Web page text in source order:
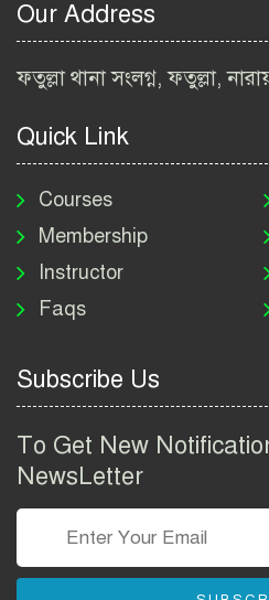
২০২৬
Job
তথ্য
Our Address
ফতুল্লা থানা সংলগ্ন, ফতুল্লা,
Quick Link
Courses
Membership
Instructor
Faqs
Subscribe Us
To Get New
NewsLetter